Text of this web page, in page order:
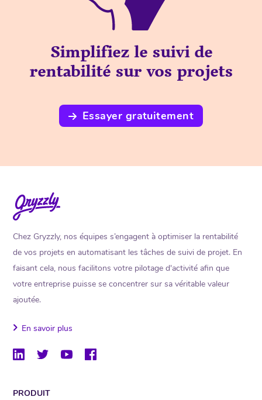
Simplifiez le suivi de
rentabilité sur vos projets
Essayer gratuitement
Chez Gryzzly, nos équipes s’engagent à optimiser la rentabilité
de vos projets en automatisant les tâches de suivi de projet. En
faisant cela, nous facilitons votre pilotage d'activité afin que
votre entreprise puisse se concentrer sur sa véritable valeur
ajoutée.
En savoir plus
PRODUIT